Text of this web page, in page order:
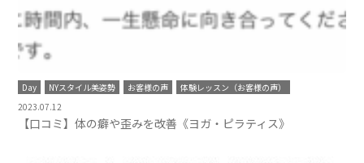
Day NYスタイル美姿勢 お客様の声
体験レッスン（お客様の声）
2023.07.12
【口コミ】体の癖や歪みを改善《ヨガ・ピラティス》